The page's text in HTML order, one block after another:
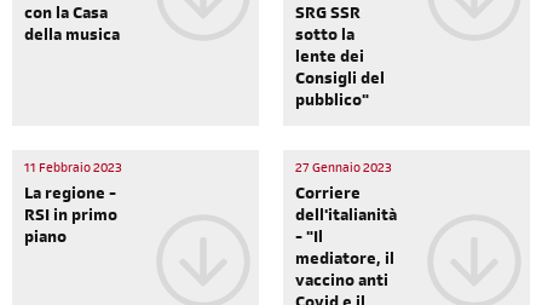
con la Casa
della musica
SRG SSR
sotto la
lente dei
Consigli del
pubblico"
11 Febbraio 2023
La regione -
RSI in primo
piano
27 Gennaio 2023
Corriere
dell'italianità
- "Il
mediatore, il
vaccino anti